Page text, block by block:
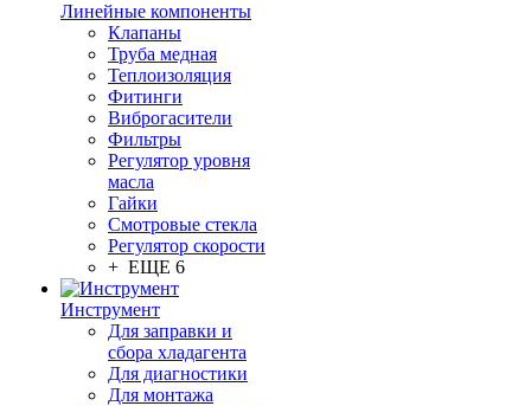
Линейные компоненты
Клапаны
Труба медная
Теплоизоляция
Фитинги
Виброгасители
Фильтры
Регулятор уровня
масла
Гайки
Смотровые стекла
Регулятор скорости
+ ЕЩЕ 6
Инструмент
Для заправки и
сбора хладагента
Для диагностики
Для монтажа